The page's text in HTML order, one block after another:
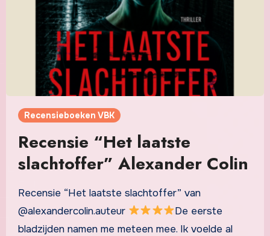
Recensieboeken VBK
Recensie “Het laatste
slachtoffer” Alexander Colin
Recensie “Het laatste slachtoffer” van
@alexandercolin.auteur
De eerste
bladzijden namen me meteen mee. Ik voelde al